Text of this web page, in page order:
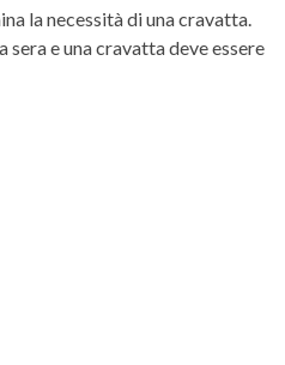
la necessità di una cravatta.
e una cravatta deve essere